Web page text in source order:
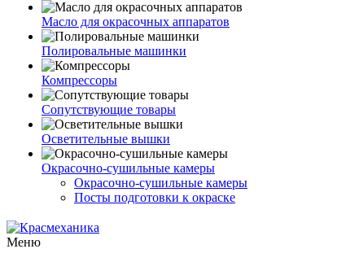
Масло для окрасочных аппаратов
Полировальные машинки
Компрессоры
Сопутствующие товары
Осветительные вышки
Окрасочно-сушильные камеры
Окрасочно-сушильные камеры
Посты подготовки к окраске
Меню